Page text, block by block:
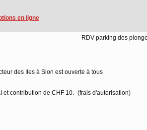
en ligne
RDV parking des
des Iles à Sion est ouverte à tous
contribution de CHF 10.- (frais d'autorisation)